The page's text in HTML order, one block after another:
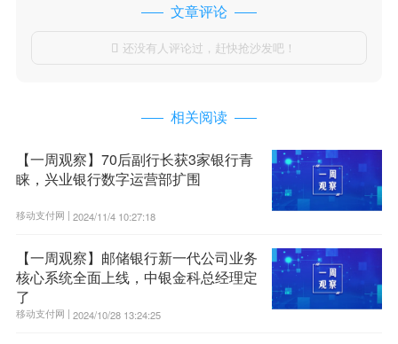
文章评论
 还没有人评论过，赶快抢沙发吧！
相关阅读
【一周观察】70后副行长获3家银行青
睐，兴业银行数字运营部扩围
移动支付网 | 2024/11/4 10:27:18
【一周观察】邮储银行新一代公司业务
核心系统全面上线，中银金科总经理定
了
移动支付网 | 2024/10/28 13:24:25